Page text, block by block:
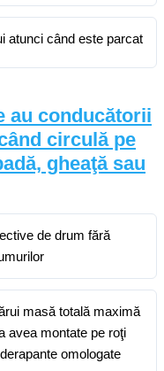
atunci când este parcat
au conducătorii
circulă pe
gheaţă sau
de drum fără
masă totală maximă
avea montate pe roţi
omologate